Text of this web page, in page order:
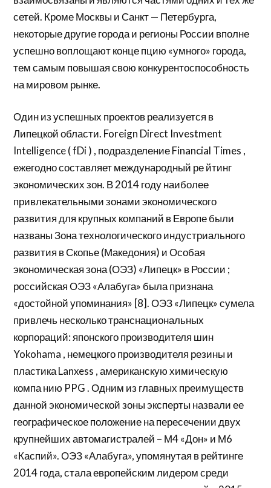
сетей. Кроме Москвы и Санкт — Петербурга,
некоторые другие города и регионы России вполне
успешно воплощают конце пцию «умного» города,
тем самым повышая свою конкурентоспособность
на мировом рынке.
Один из успешных проектов реализуется в
Липецкой области. Foreign Direct Investment
Intelligence ( fDi ) , подразделение Financial Times ,
ежегодно составляет международный ре йтинг
экономических зон. В 2014 году наиболее
привлекательными зонами экономического
развития для крупных компаний в Европе были
названы Зона технологического индустриального
развития в Скопье (Македония) и Особая
экономическая зона (ОЭЗ) «Липецк» в России ;
российская ОЭЗ «Алабуга» была признана
«достойной упоминания» [8]. ОЭЗ «Липецк» сумела
привлечь несколько транснациональных
корпораций: японского производителя шин
Yokohama , немецкого производителя резины и
пластика Lanxess , американскую химическую
компа нию PPG . Одним из главных преимуществ
данной экономической зоны эксперты назвали ее
географическое положение на пересечении двух
крупнейших автомагистралей – М4 «Дон» и М6
«Каспий». ОЭЗ «Алабуга», упомянутая в рейтинге
2014 года, стала европейским лидером среди